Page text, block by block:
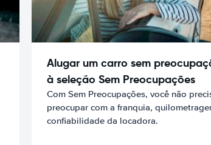
Alugar um carro sem
à seleção Sem Preocupações
Com Sem Preocupações, você não
preocupar com a franquia,
confiabilidade da locadora.